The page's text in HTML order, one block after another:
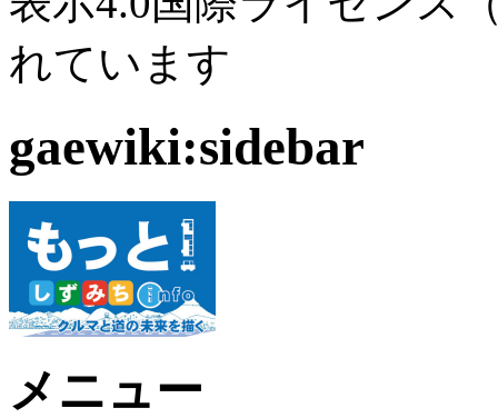
れています
gaewiki:sidebar
メニュー